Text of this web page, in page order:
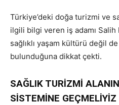
Türkiye’deki doğa turizmi ve
ilgili bilgi veren iş adamı Salih
sağlıklı yaşam kültürü değil
bulunduğuna dikkat çekti.
SAĞLIK TURİZMİ
SİSTEMİNE GEÇMELİYİZ